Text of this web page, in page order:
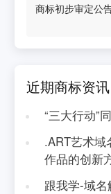
商标初步审定公
近期商标资讯
“三大行动”
.ART艺术域
作品的创新
跟我学-域